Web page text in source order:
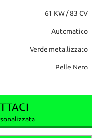
61 KW / 83 CV
Automatico
Verde metallizzato
Pelle Nero